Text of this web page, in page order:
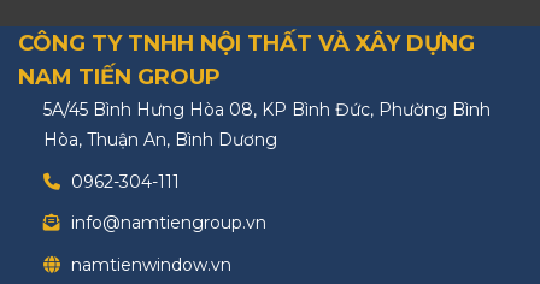
CÔNG TY TNHH NỘI THẤT VÀ XÂY DỰNG
NAM TIẾN GROUP
5A/45 Bình Hưng Hòa 08, KP Bình Đức, Phường Bình
Hòa, Thuận An, Bình Dương
0962-304-111
info@namtiengroup.vn
namtienwindow.vn